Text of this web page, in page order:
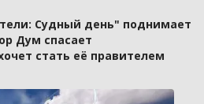
Судный день" поднимает
Дум спасает
стать её правителем